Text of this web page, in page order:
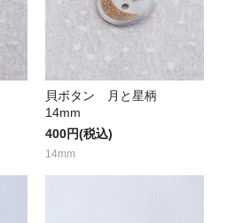
貝ボタン 月と星柄
14mm
400円(税込)
14mm